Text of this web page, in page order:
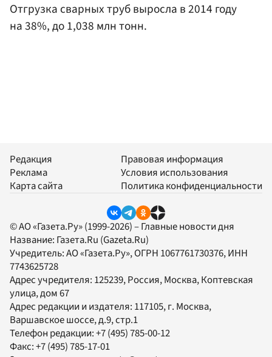
Отгрузка сварных труб выросла в 2014 году
на 38%, до 1,038 млн тонн.
Редакция
Реклама
Карта сайта
Правовая информация
Условия использования
Политика конфиденциальности
© АО «Газета.Ру» (1999-2026) – Главные новости дня
Название: Газета.Ru (Gazeta.Ru)
Учредитель:АО «Газета.Ру», ОГРН 1067761730376, ИНН
7743625728
Адрес учредителя: 125239, Россия, Москва, Коптевская
улица, дом 67
Адрес редакции и издателя: 117105, г. Москва,
Варшавское шоссе, д.9, стр.1
Телефон редакции:+7 (495) 785-00-12
Факс:+7 (495) 785-17-01